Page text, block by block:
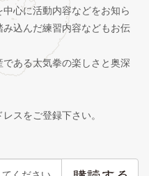
心に活動内容などをお知ら
込んだ練習内容などもお伝
ある太気拳の楽しさと奥深
スをご登録下さい。